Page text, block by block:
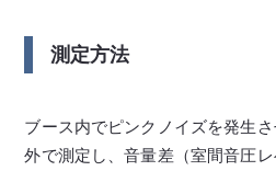
測定方法
ブース内でピンクノイズを発生
外で測定し、音量差（室間音圧